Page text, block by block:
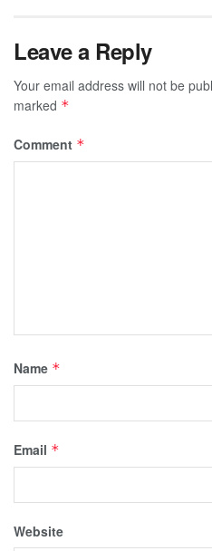
Leave a Reply
Your email address will not be
marked *
Comment *
Name *
Email *
Website